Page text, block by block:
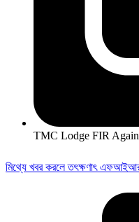
TMC Lodge FIR
মিথ্যে খবর করলে তৎক্ষণাৎ এফআইআর